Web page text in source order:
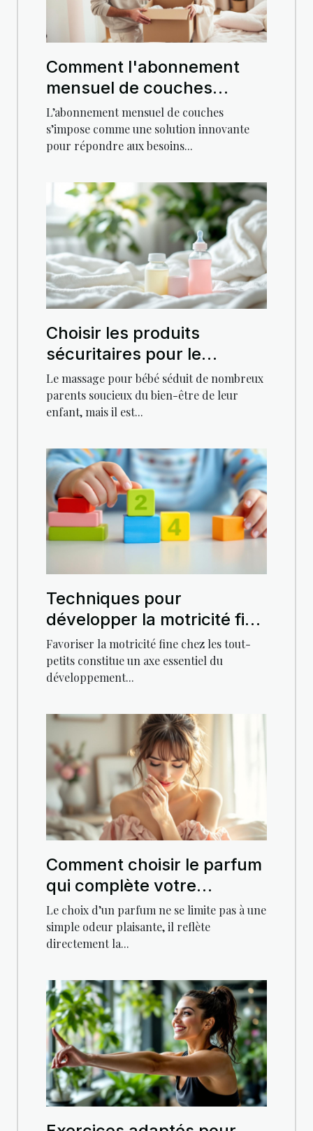
Comment l'abonnement
mensuel de couches
facilite la vie des nouveaux
parents ?
L’abonnement mensuel de couches
s’impose comme une solution innovante
pour répondre aux besoins...
Choisir les produits
sécuritaires pour le
massage de votre bébé
Le massage pour bébé séduit de nombreux
parents soucieux du bien-être de leur
enfant, mais il est...
Techniques pour
développer la motricité fine
chez les tout-petits
Favoriser la motricité fine chez les tout-
petits constitue un axe essentiel du
développement...
Comment choisir le parfum
qui complète votre
personnalité?
Le choix d’un parfum ne se limite pas à une
simple odeur plaisante, il reflète
directement la...